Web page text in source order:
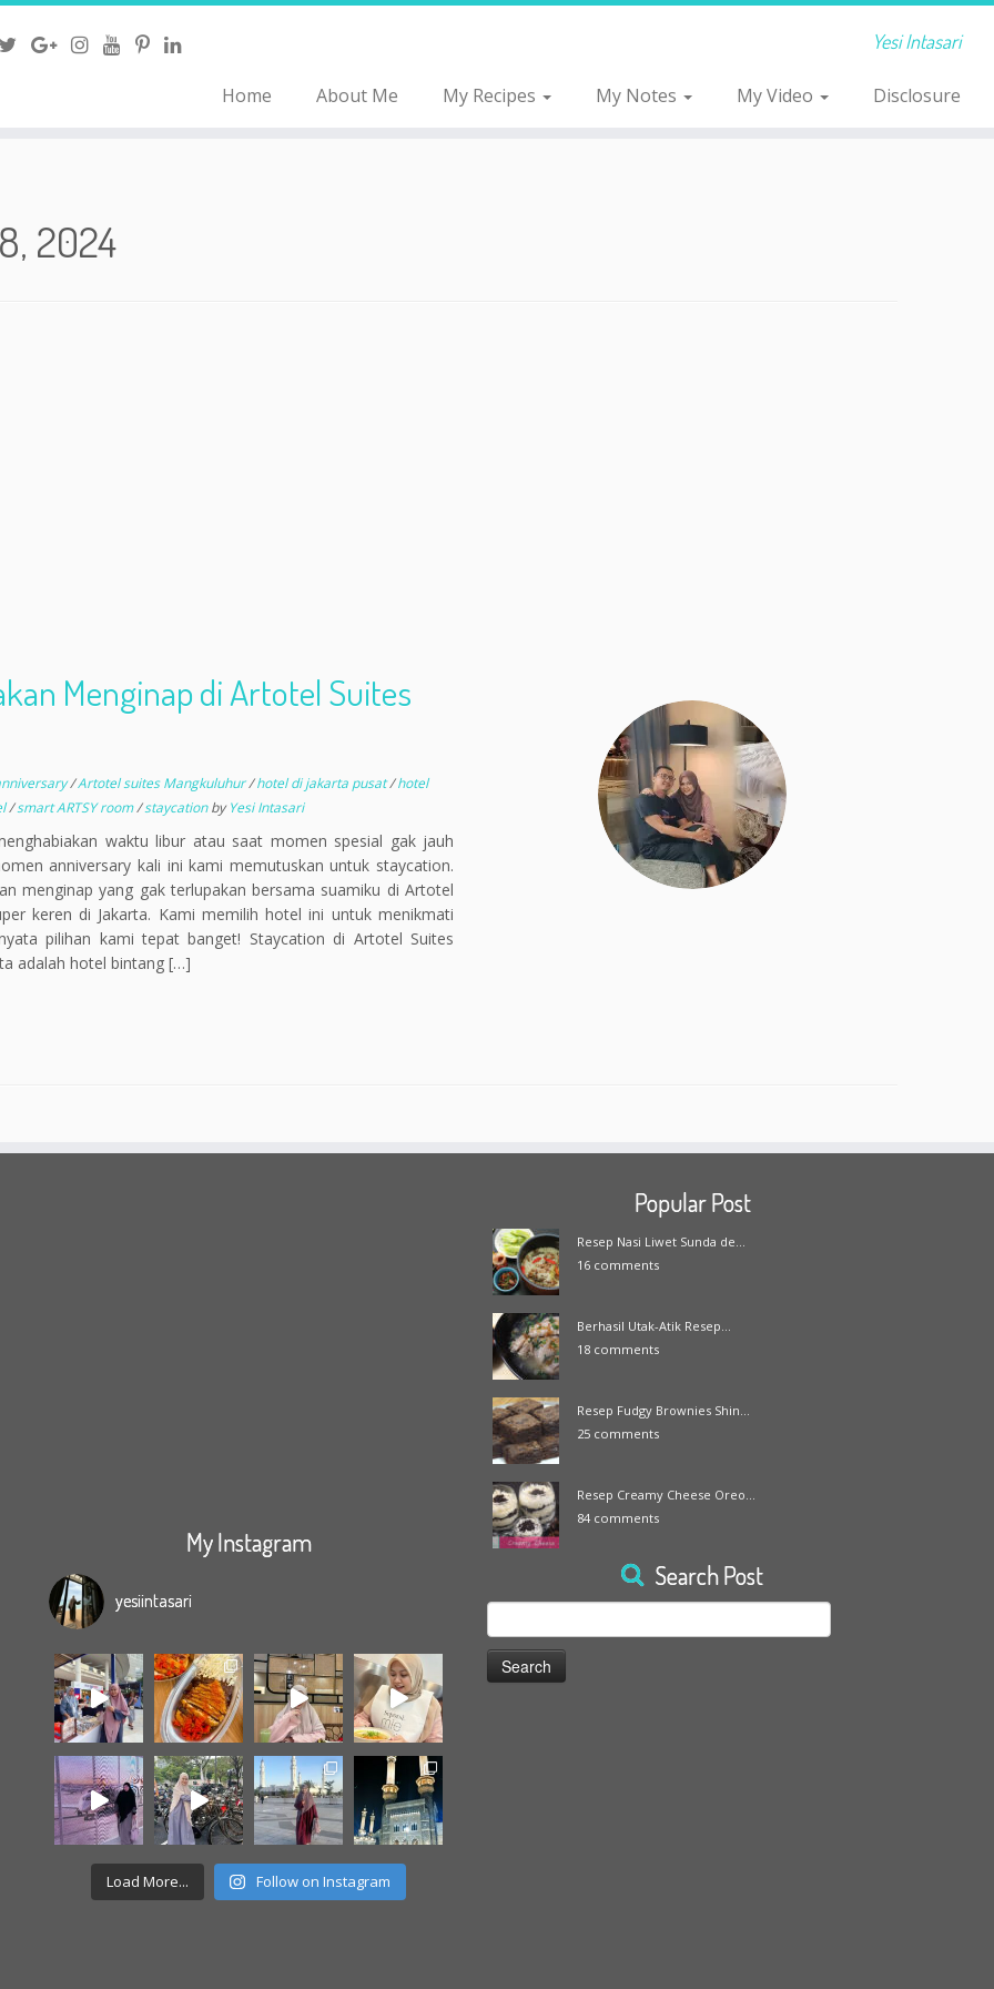
Yesi Intasari
Home About Me My Recipes My Notes My Video Disclosure
2024
Menginap di Artotel Suites
/Artotel suites Mangkuluhur/hotel di jakarta pusat/hotel
/smart ARTSY room/staycationbyYesi Intasari
waktu libur atau saat momen spesial gak jauh
anniversary kali ini kami memutuskan untuk staycation.
menginap yang gak terlupakan bersama suamiku di Artotel
keren di Jakarta. Kami memilih hotel ini untuk menikmati
pilihan kami tepat banget! Staycation di Artotel Suites
adalah hotel bintang […]
My Instagram
yesiintasari
Load More... Follow on Instagram
Popular Post
Resep Nasi Liwet Sunda de...
16 comments
Berhasil Utak-Atik Resep...
18 comments
Resep Fudgy Brownies Shin...
25 comments
Resep Creamy Cheese Oreo...
84 comments
Search Post
Search
for: